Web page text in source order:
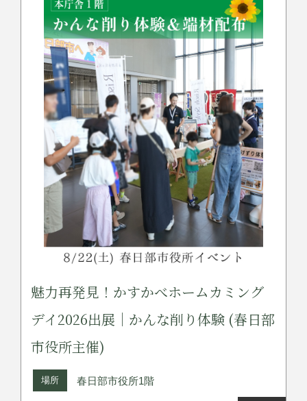
魅力再発見！かすかべホームカミング
デイ2026出展｜かんな削り体験 (春日部
市役所主催)
場所 春日部市役所1階